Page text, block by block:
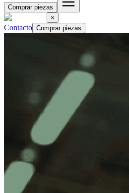
Comprar piezas
×
Contacto Comprar piezas